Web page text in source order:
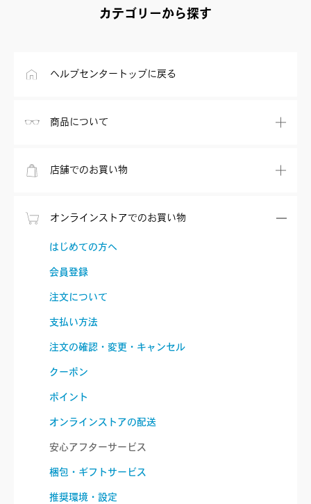
カテゴリーから探す
ヘルプセンタートップに戻る
商品について
店舗でのお買い物
オンラインストアでのお買い物
はじめての方へ
会員登録
注文について
支払い方法
注文の確認・変更・キャンセル
クーポン
ポイント
オンラインストアの配送
安心アフターサービス
梱包・ギフトサービス
推奨環境・設定